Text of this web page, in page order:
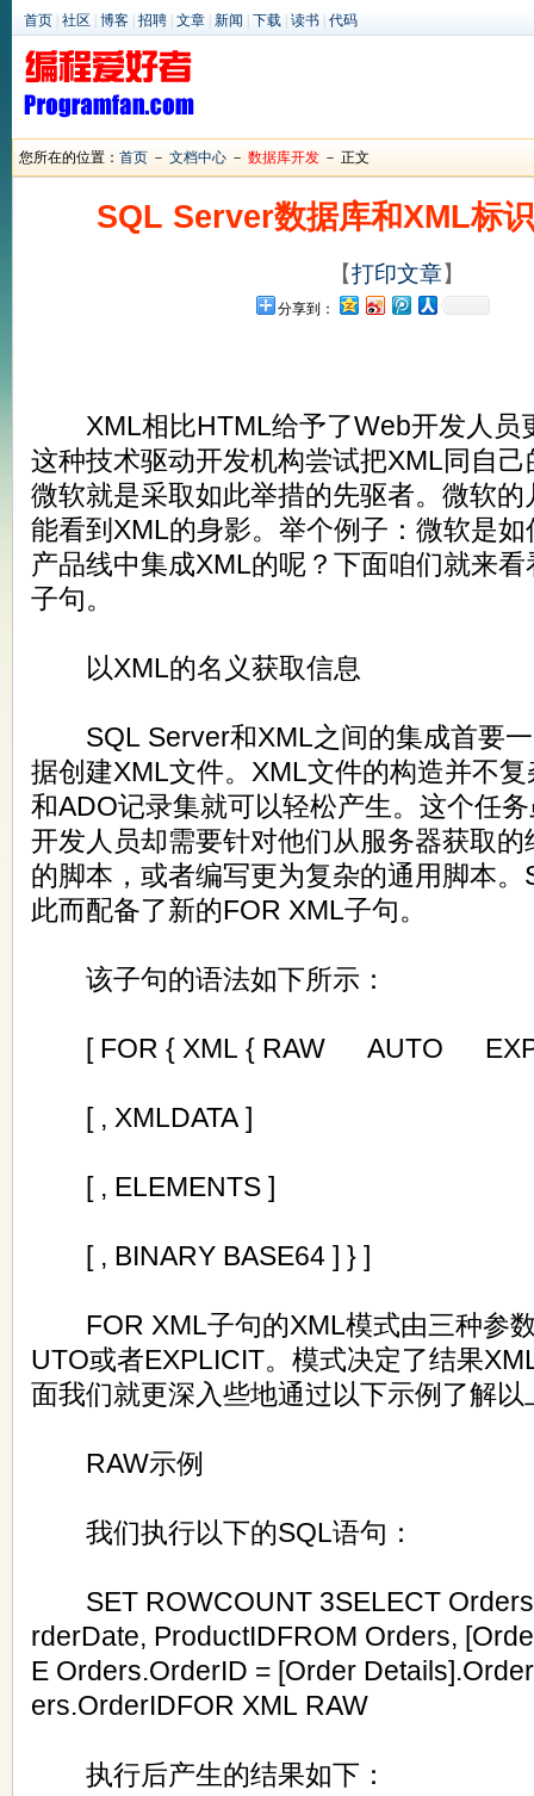
首页 社区 博客 招聘 文章 新闻 下载 读书 代码
您所在的位置： 首页 － 文档中心 － 数据库开发 － 正文
SQL Server数据库和XML标
【打印文章】
分享到：
XML相比HTML给予了Web开发人员
这种技术驱动开发机构尝试把XML同自
微软就是采取如此举措的先驱者。微软
能看到XML的身影。举个例子：微软是
产品线中集成XML的呢？下面咱们就来
子句。
以XML的名义获取信息
SQL Server和XML之间的集成首要一
据创建XML文件。XML文件的构造并不
和ADO记录集就可以轻松产生。这个任
开发人员却需要针对他们从服务器获取
的脚本，或者编写更为复杂的通用脚本
此而配备了新的FOR XML子句。
该子句的语法如下所示：
[ FOR { XML { RAW AUTO
[ , XMLDATA ]
[ , ELEMENTS ]
[ , BINARY BASE64 ] } ]
FOR XML子句的XML模式由三种参
UTO或者EXPLICIT。模式决定了结果
面我们就更深入些地通过以下示例了解
RAW示例
我们执行以下的SQL语句：
SET ROWCOUNT 3SELECT
rderDate, ProductIDFROM Orders,
E Orders.OrderID = [Order
ers.OrderIDFOR XML RAW
执行后产生的结果如下：